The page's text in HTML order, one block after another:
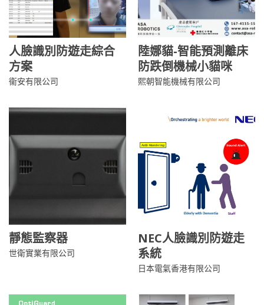
人臉識別防遊走綜合
方案
衞安有限公司
陸娜貓-智能預測離床
防跌倒機械小貓咪
熙朝智能機械有限公司
靜態監察器
世衛實業有限公司
NEC人臉識別防遊走
系統
日本電氣香港有限公司